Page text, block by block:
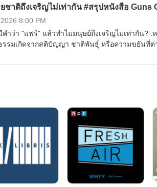
าติถึงเจริญไม่เท่ากัน #สรุปหนังสือ Guns
8:00 PM
ำว่า "แฟร์" แล้วทำไมมนุษย์ถึงเจริญไม่เท่ากัน? .
รรมเกิดจากสติปัญญา ชาติพันธุ์ หรือความขยันที่ต่
า 13,000 ปี เพื่อพิสูจน์ว่า แท้จริงแล้ว "โชคชะตา
โหดร้ายของประวัติศาสตร์มนุษยชาติที่จะทำให้คุณ
สือ #GunsGermsAndSteel #ความเหลื่อมล้ำ #ป